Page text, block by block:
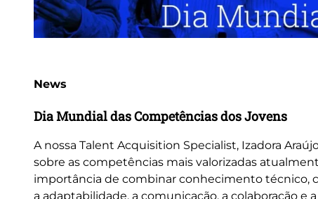
News
Dia Mundial das Competências dos Jovens
A nossa Talent Acquisition Specialist, Izadora
sobre as competências mais valorizadas
importância de combinar conhecimento técnico,
a adaptabilidade, a comunicação, a colaboração e